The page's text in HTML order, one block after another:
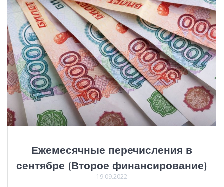
Ежемесячные перечисления в
сентябре (Второе финансирование)
19.09.2022